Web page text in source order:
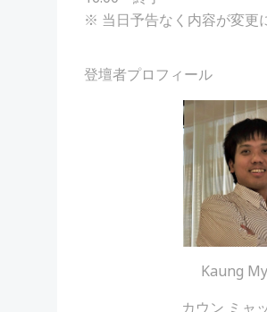
※ 当日予告なく内容が変更
登壇者プロフィール
Kaung
カウン ミャ